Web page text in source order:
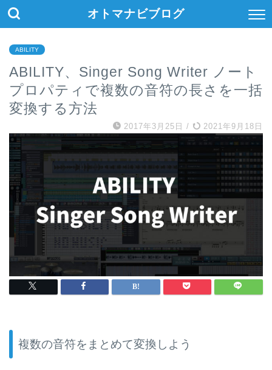
オトマナビブログ
ABILITY
ABILITY、Singer Song Writer ノート
プロパティで複数の音符の長さを一括
変換する方法
2017年3月25日 / 2021年9月18日
複数の音符をまとめて変換しよう